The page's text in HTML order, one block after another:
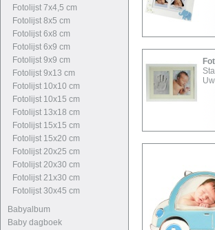
Fotolijst 7x4,5 cm
Fotolijst 8x5 cm
Fotolijst 6x8 cm
Fotolijst 6x9 cm
Fotolijst 9x9 cm
Fotolijst 9x13 cm
Fotolijst 10x10 cm
Fotolijst 10x15 cm
Fotolijst 13x18 cm
Fotolijst 15x15 cm
Fotolijst 15x20 cm
Fotolijst 20x25 cm
Fotolijst 20x30 cm
Fotolijst 21x30 cm
Fotolijst 30x45 cm
Babyalbum
Baby dagboek